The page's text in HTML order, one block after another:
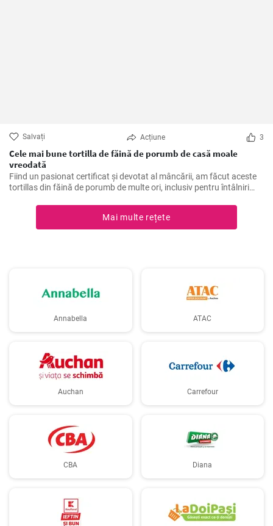
Salvați Acțiune 3
Cele mai bune tortilla de făină de porumb de casă moale
vreodată
Fiind un pasionat certificat și devotat al mâncării, am făcut aceste
tortillas din făină de porumb de multe ori, inclusiv pentru întâlniri
acompaniament excelent sau o bază pentru o varietate de
mâncăruri mexicane și, de asemenea, o salvare pentru cei care
urmează o dietă fără gluten. Este o singură rețetă, dar se simte de
Mai multe rețete
Annabella ATAC
Auchan Carrefour
CBA Diana